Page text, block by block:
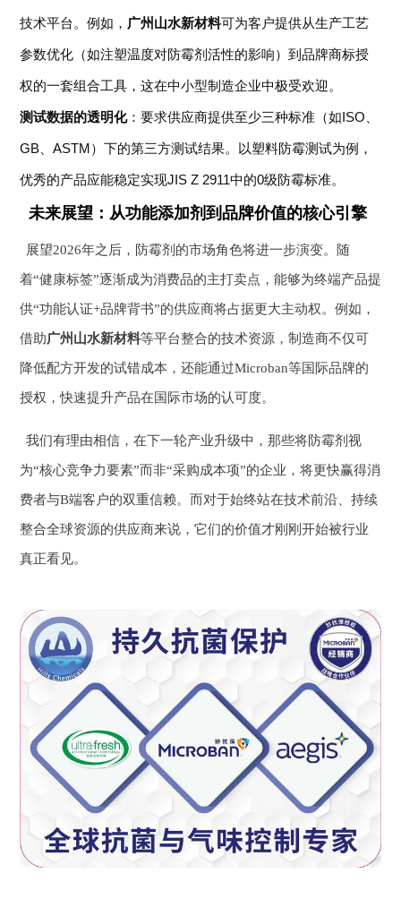
技术平台。例如， 广州山水新材料可为客户提供从生产工艺
参数优化（如注塑温度对防霉剂活性的影响）到品牌商标授
权的一套组合工具，这在中小型制造企业中极受欢迎。
测试数据的透明化：要求供应商提供至少三种标准（如ISO、
GB、ASTM）下的第三方测试结果。以塑料防霉测试为例，
优秀的产品应能稳定实现JIS Z 2911中的0级防霉标准。
未来展望：从功能添加剂到品牌价值的核心引擎
展望2026年之后，防霉剂的市场角色将进一步演变。随
着“健康标签”逐渐成为消费品的主打卖点，能够为终端产品提
供“功能认证+品牌背书”的供应商将占据更大主动权。例如，
借助广州山水新材料等平台整合的技术资源，制造商不仅可
降低配方开发的试错成本，还能通过Microban等国际品牌的
授权，快速提升产品在国际市场的认可度。
我们有理由相信，在下一轮产业升级中，那些将防霉剂视
为“核心竞争力要素”而非“采购成本项”的企业，将更快赢得消
费者与B端客户的双重信赖。而对于始终站在技术前沿、持续
整合全球资源的供应商来说，它们的价值才刚刚开始被行业
真正看见。